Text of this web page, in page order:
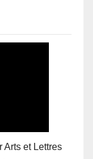
Arts et Lettres